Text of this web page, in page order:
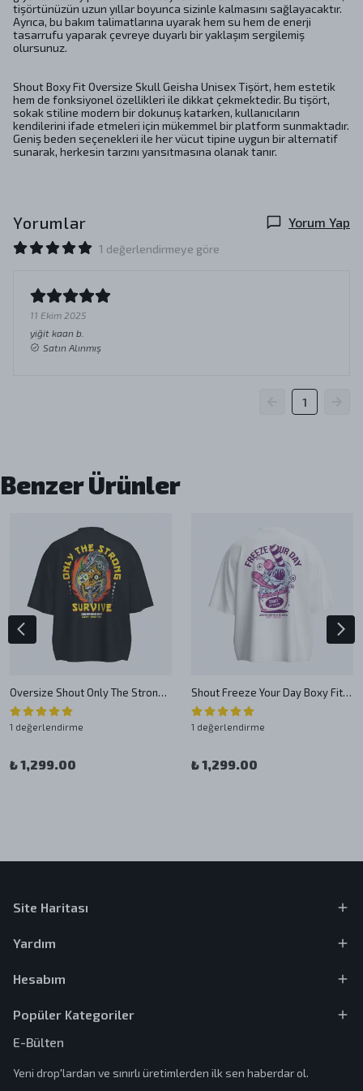
tişörtünüzün uzun yıllar boyunca sizinle kalmasını sağlayacaktır.
Ayrıca, bu bakım talimatlarına uyarak hem su hem de enerji
tasarrufu yaparak çevreye duyarlı bir yaklaşım sergilemiş
olursunuz.
Shout Boxy Fit Oversize Skull Geisha Unisex Tişört, hem estetik
hem de fonksiyonel özellikleri ile dikkat çekmektedir. Bu tişört,
sokak stiline modern bir dokunuş katarken, kullanıcıların
kendilerini ifade etmeleri için mükemmel bir platform sunmaktadır.
Geniş beden seçenekleri ile her vücut tipine uygun bir alternatif
sunarak, herkesin tarzını yansıtmasına olanak tanır.
Yorumlar Yorum Yap
1 değerlendirmeye göre
11 Ekim 2025
yiğit kaan b.
Satın Alınmış
1
Benzer Ürünler
Oversize Shout Only The Strong Survive Unisex Boxy Fit T-Shirt
1 değerlendirme
₺ 1,299.00
Shout Freeze Your Day Boxy Fit Oversize Unisex Tişört
1 değerlendirme
₺ 1,299.00
Site Haritası
Yardım
Hesabım
Popüler Kategoriler
E-Bülten
Yeni drop'lardan ve sınırlı üretimlerden ilk sen haberdar ol.